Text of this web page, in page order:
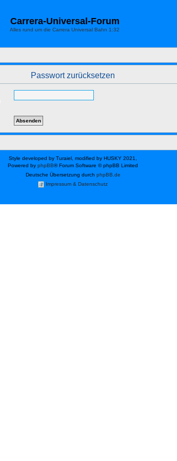
Carrera-Universal-Forum
Alles rund um die Carrera Universal Bahn 1:32
Passwort zurücksetzen
Style developed by Turaiel, modified by HUSKY 2021,
Powered by phpBB® Forum Software © phpBB Limited
Deutsche Übersetzung durch phpBB.de
Impressum & Datenschutz